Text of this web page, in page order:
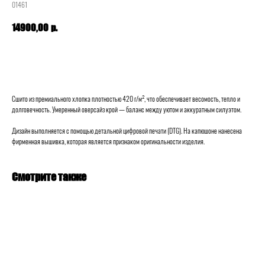
01461
14900,00 р.
Сшито из премиального хлопка плотностью 420 г/м², что обеспечивает весомость, тепло и
долговечность. Умеренный оверсайз крой — баланс между уютом и аккуратным силуэтом.
Дизайн выполняется с помощью детальной цифровой печати (DTG). На капюшоне нанесена
фирменная вышивка, которая является признаком оригинальности изделия.
Смотрите также